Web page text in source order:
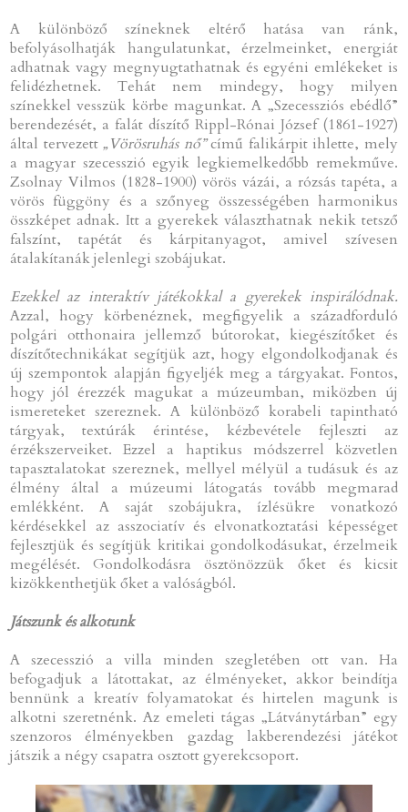
A különböző színeknek eltérő hatása van ránk,
befolyásolhatják hangulatunkat, érzelmeinket, energiát
adhatnak vagy megnyugtathatnak és egyéni emlékeket is
felidézhetnek. Tehát nem mindegy, hogy milyen
színekkel vesszük körbe magunkat. A „Szecessziós ebédlő”
berendezését, a falát díszítő Rippl-Rónai József (1861-1927)
által tervezett„Vörösruhás nő”című falikárpit ihlette, mely
a magyar szecesszió egyik legkiemelkedőbb remekműve.
Zsolnay Vilmos (1828-1900) vörös vázái, a rózsás tapéta, a
vörös függöny és a szőnyeg összességében harmonikus
összképet adnak. Itt a gyerekek választhatnak nekik tetsző
falszínt, tapétát és kárpitanyagot, amivel szívesen
átalakítanák jelenlegi szobájukat.
Ezekkel az interaktív játékokkal a gyerekek inspirálódnak.
Azzal, hogy körbenéznek, megfigyelik a századforduló
polgári otthonaira jellemző bútorokat, kiegészítőket és
díszítőtechnikákat segítjük azt, hogy elgondolkodjanak és
új szempontok alapján figyeljék meg a tárgyakat. Fontos,
hogy jól érezzék magukat a múzeumban, miközben új
ismereteket szereznek. A különböző korabeli tapintható
tárgyak, textúrák érintése, kézbevétele fejleszti az
érzékszerveiket. Ezzel a haptikus módszerrel közvetlen
tapasztalatokat szereznek, mellyel mélyül a tudásuk és az
élmény által a múzeumi látogatás tovább megmarad
emlékként. A saját szobájukra, ízlésükre vonatkozó
kérdésekkel az asszociatív és elvonatkoztatási képességet
fejlesztjük és segítjük kritikai gondolkodásukat, érzelmeik
megélését. Gondolkodásra ösztönözzük őket és kicsit
kizökkenthetjük őket a valóságból.
Játszunk és alkotunk
A szecesszió a villa minden szegletében ott van. Ha
befogadjuk a látottakat, az élményeket, akkor beindítja
bennünk a kreatív folyamatokat és hirtelen magunk is
alkotni szeretnénk. Az emeleti tágas „Látványtárban” egy
szenzoros élményekben gazdag lakberendezési játékot
játszik a négy csapatra osztott gyerekcsoport.